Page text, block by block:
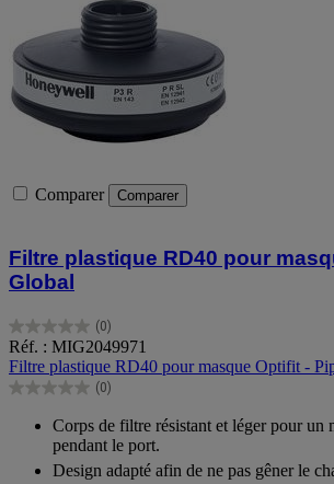
Comparer Comparer
Filtre plastique RD40 pour
Global
(0)
0.0
sur
5
étoiles.
Réf. : MIG2049971
Filtre plastique RD40 pour masque Optifit -
(0)
0.0
étoiles.
Corps de filtre résistant et léger pour un
pendant le port.
Design adapté afin de ne pas gêner le